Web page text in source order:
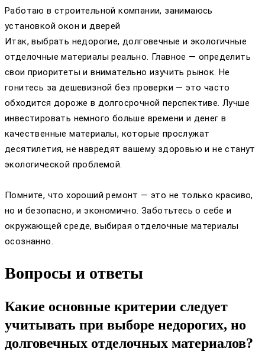
Работаю в строительной компании, занимаюсь
установкой окон и дверей
Итак, выбрать недорогие, долговечные и экологичные
отделочные материалы реально. Главное — определить
свои приоритеты и внимательно изучить рынок. Не
гонитесь за дешевизной без проверки — это часто
обходится дороже в долгосрочной перспективе. Лучше
инвестировать немного больше времени и денег в
качественные материалы, которые прослужат
десятилетия, не навредят вашему здоровью и не станут
экологической проблемой.
Помните, что хороший ремонт — это не только красиво,
но и безопасно, и экономично. Заботьтесь о себе и
окружающей среде, выбирая отделочные материалы
осознанно.
Вопросы и ответы
Какие основные критерии следует
учитывать при выборе недорогих, но
долговечных отделочных материалов?